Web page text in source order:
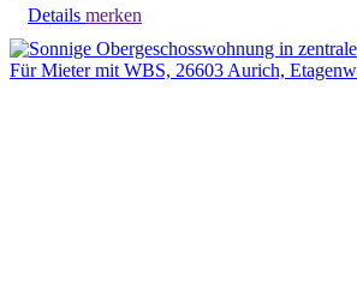
Details merken